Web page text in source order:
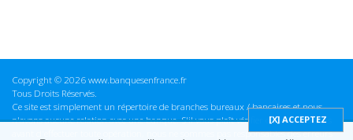
Copyright © 2026 www.banquesenfrance.fr
Tous Droits Réservés.
Ce site est simplement un répertoire de branches bureaux / bancaires et nous
n'avons aucune relation avec une banque. S'il vous plaît vérifier ces informations
avant d'effectuer toute opération, nous ne sommes pas responsables des erreurs